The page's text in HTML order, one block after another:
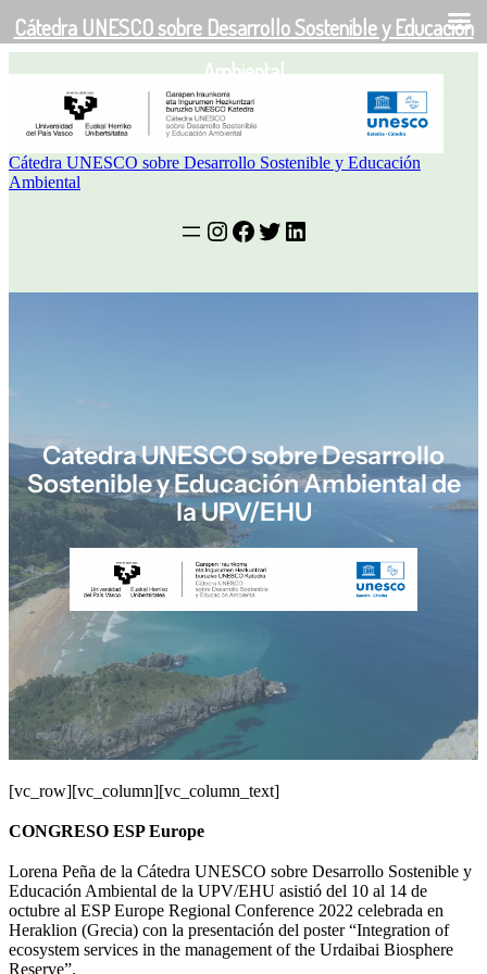
al
contenido
Cátedra UNESCO sobre Desarrollo Sostenible y Educación
Ambiental
Instagram
Facebook
Twitter
LinkedIn
Catedra UNESCO sobre Desarrollo
Sostenible y Educación Ambiental de
la UPV/EHU
[vc_row][vc_column][vc_column_text]
CONGRESO ESP Europe
Lorena Peña de la Cátedra UNESCO sobre Desarrollo Sostenible y
Educación Ambiental de la UPV/EHU asistió del 10 al 14 de
octubre al ESP Europe Regional Conference 2022 celebrada en
Heraklion (Grecia) con la presentación del poster “Integration of
ecosystem services in the management of the Urdaibai Biosphere
Reserve”.
EU EN ES
Cátedra UNESCO sobre Desarrollo Sostenible y Educación
Ambiental